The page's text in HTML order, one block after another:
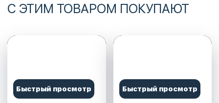
С ЭТИМ ТОВАРОМ ПОКУПАЮТ
Быстрый просмотр Быстрый просмотр